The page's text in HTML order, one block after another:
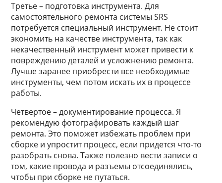
Третье – подготовка инструмента. Для
самостоятельного ремонта системы SRS
потребуется специальный инструмент. Не стоит
экономить на качестве инструмента, так как
некачественный инструмент может привести к
повреждению деталей и усложнению ремонта.
Лучше заранее приобрести все необходимые
инструменты, чем потом искать их в процессе
работы.
Четвертое – документирование процесса. Я
рекомендую фотографировать каждый шаг
ремонта. Это поможет избежать проблем при
сборке и упростит процесс, если придется что-то
разобрать снова. Также полезно вести записи о
том, какие провода и разъемы отсоединялись,
чтобы при сборке не путаться.